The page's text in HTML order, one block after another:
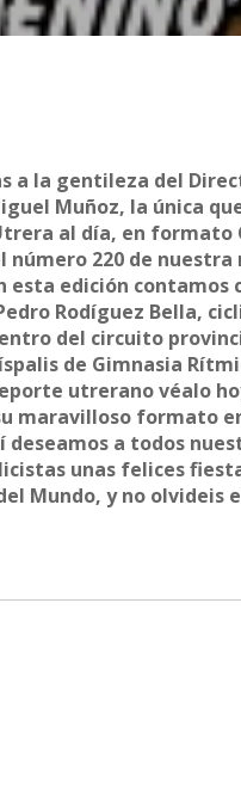
a la gentileza del
Muñoz, la única
al día, en formato
número 220 de
esta edición
Rodíguez Bella,
del circuito
de Gimnasia
utrerano véalo
maravilloso formato
deseamos a todos
unas felices
y no olvideis